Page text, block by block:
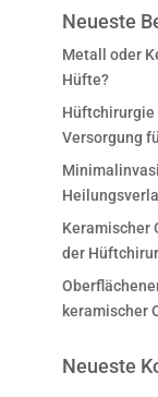
Neueste
Metall oder
Hüfte?
Hüftchirurgie
Versorgung
Keramischer
der
keramischer
Neueste